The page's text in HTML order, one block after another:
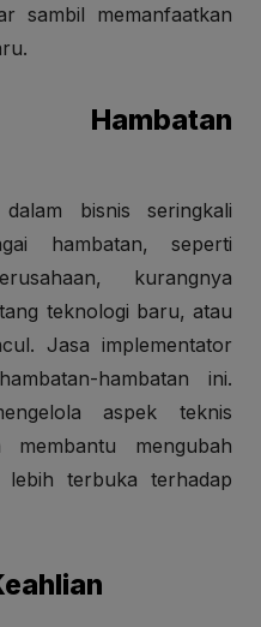
sambil memanfaatkan
bisnis seringkali
hambatan, seperti
kurangnya
teknologi baru, atau
Jasa implementator
hambatan ini.
aspek teknis
membantu mengubah
terbuka terhadap